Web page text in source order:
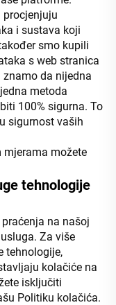
procjenjuju
i sustava koji
smo kupili
s web stranica
da nijedna
metoda
100% sigurna. To
sigurnost vaših
možete
tehnologije
na našoj
Za više
tehnologije,
kolačiće na
isključiti
Politiku kolačića.